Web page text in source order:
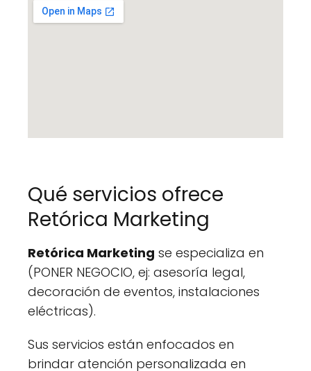
Qué servicios ofrece
Retórica Marketing
Retórica Marketing se especializa en
(PONER NEGOCIO, ej: asesoría legal,
decoración de eventos, instalaciones
eléctricas).
Sus servicios están enfocados en
brindar atención personalizada en